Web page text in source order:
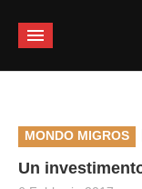
MONDO MIGROS
Un